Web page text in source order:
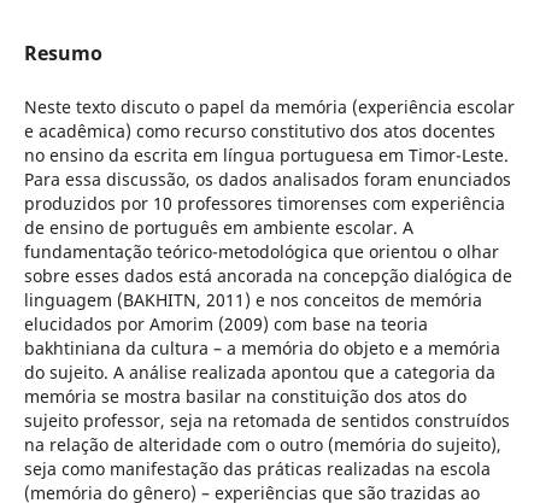
Resumo
Neste texto discuto o papel da memória (experiência escolar
e acadêmica) como recurso constitutivo dos atos docentes
no ensino da escrita em língua portuguesa em Timor-Leste.
Para essa discussão, os dados analisados foram enunciados
produzidos por 10 professores timorenses com experiência
de ensino de português em ambiente escolar. A
fundamentação teórico-metodológica que orientou o olhar
sobre esses dados está ancorada na concepção dialógica de
linguagem (BAKHITN, 2011) e nos conceitos de memória
elucidados por Amorim (2009) com base na teoria
bakhtiniana da cultura – a memória do objeto e a memória
do sujeito. A análise realizada apontou que a categoria da
memória se mostra basilar na constituição dos atos do
sujeito professor, seja na retomada de sentidos construídos
na relação de alteridade com o outro (memória do sujeito),
seja como manifestação das práticas realizadas na escola
(memória do gênero) – experiências que são trazidas ao